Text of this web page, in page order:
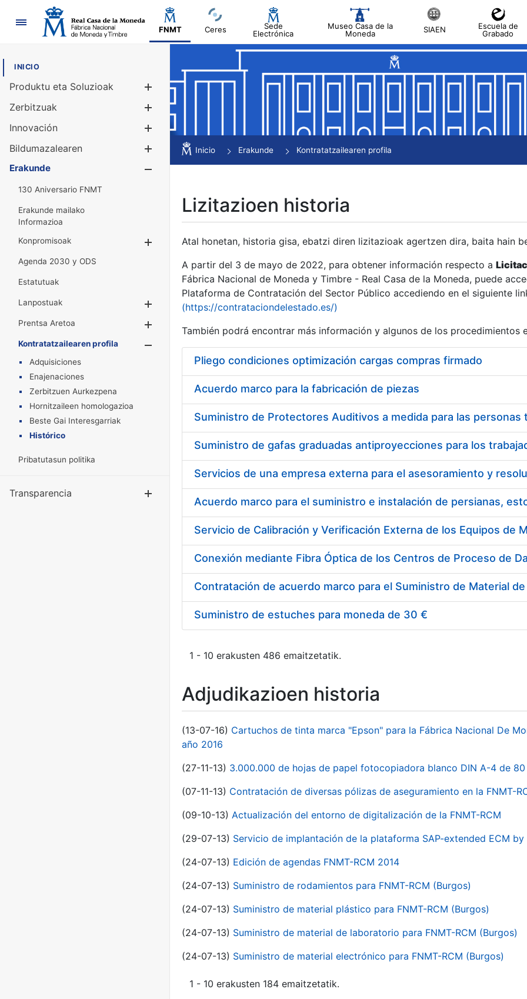
Nabigazioa
FNMT Ceres
Sede
Electrónica
Museo Casa de la
Moneda
SIAEN
Escuela de
Grabado
INICIO
Produktu eta Soluzioak
Erakutsi/Ezkutatu
Zerbitzuak
Innovación
Bildumazalearen
Erakutsi/Ezkutatu
Erakunde
130 Aniversario FNMT
Erakunde mailako
Informazioa
Konpromisoak
Erakutsi/Ezkutatu
Agenda 2030 y ODS
Estatutuak
Lanpostuak
Erakutsi/Ezkutatu
Prentsa Aretoa
Erakutsi/Ezkutatu
Kontratatzailearen profila
Erakutsi/Ezkutatu
Adquisiciones
Enajenaciones
Zerbitzuen Aurkezpena
Hornitzaileen homologazioa
Beste Gai Interesgarriak
Histórico
Pribatutasun politika
Transparencia Erakutsi/Ezkutatu
Inicio Erakunde Kontratatzailearen profila
Lizitazioen historia
Atal honetan, historia gisa, ebatzi diren lizitazioak agertzen dira, baita hain
A partir del 3 de mayo de 2022, para obtener información respecto a
Fábrica Nacional de Moneda y Timbre - Real Casa de la Moneda, puede
Plataforma de Contratación del Sector Público accediendo en el siguiente
(https://contrataciondelestado.es/)
También podrá encontrar más información y algunos de los procedimientos
Pliego condiciones optimización cargas compras firmado
Acuerdo marco para la fabricación de piezas
Acuerdo marco para el suministro e instalación de persianas,
Suministro de estuches para moneda de 30 €
1 - 10 erakusten 486 emaitzetatik.
Adjudikazioen historia
(13-07-16) Cartuchos de tinta marca "Epson" para la Fábrica Nacional De
año 2016
(27-11-13) 3.000.000 de hojas de papel fotocopiadora blanco DIN A-4 de 80
(07-11-13) Contratación de diversas pólizas de aseguramiento en la FNMT-
(09-10-13) Actualización del entorno de digitalización de la FNMT-RCM
(29-07-13) Servicio de implantación de la plataforma SAP-extended ECM by
(24-07-13) Edición de agendas FNMT-RCM 2014
(24-07-13) Suministro de rodamientos para FNMT-RCM (Burgos)
(24-07-13) Suministro de material plástico para FNMT-RCM (Burgos)
(24-07-13) Suministro de material de laboratorio para FNMT-RCM (Burgos)
(24-07-13) Suministro de material electrónico para FNMT-RCM (Burgos)
1 - 10 erakusten 184 emaitzetatik.